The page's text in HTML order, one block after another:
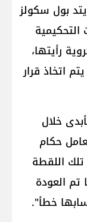
بول سكولز
التحكيمية
رأيتها،
اتخاذ قرار
خلال
حكام
اللقطة
تم العودة
خطأ".